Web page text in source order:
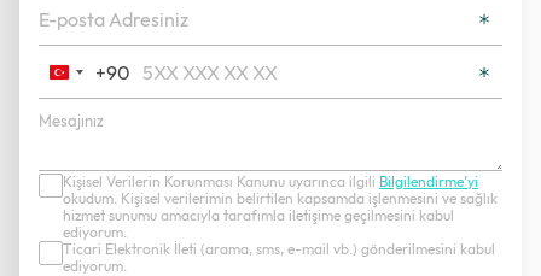
Turkey
+90
+90
Kişisel Verilerin Korunması Kanunu uyarınca ilgili Bilgilendirme’yi
okudum. Kişisel verilerimin belirtilen kapsamda işlenmesini ve sağlık
hizmet sunumu amacıyla tarafımla iletişime geçilmesini kabul
ediyorum.
Ticari Elektronik İleti (arama, sms, e-mail vb.) gönderilmesini kabul
ediyorum.